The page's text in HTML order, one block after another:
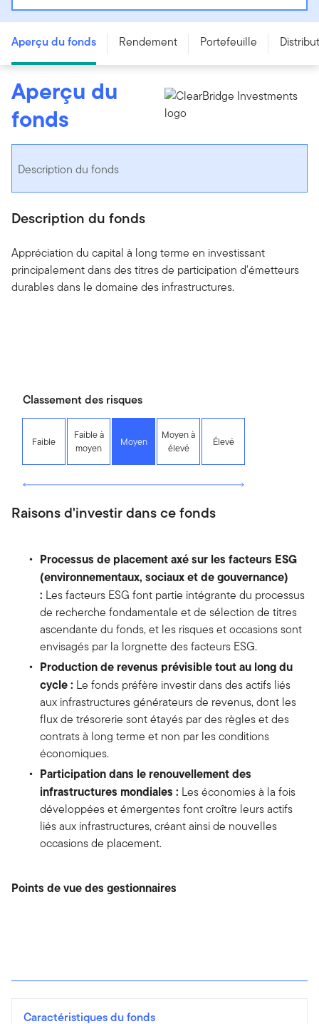
ClearBridge - Series F
Aperçu du fonds Rendement Portefeuille
Aperçu du
fonds
Description du fonds
Description du fonds
Appréciation du capital à long terme en investissant
principalement dans des titres de participation d'émetteurs
durables dans le domaine des infrastructures.
Classement des risques
Faible
Faible à
moyen
Moyen
Moyen à
élevé
Élevé
Raisons d'investir dans ce fonds
Processus de placement axé sur les facteurs ESG
(environnementaux, sociaux et de gouvernance)
: Les facteurs ESG font partie intégrante du processus
de recherche fondamentale et de sélection de titres
ascendante du fonds, et les risques et occasions sont
envisagés par la lorgnette des facteurs ESG.
Production de revenus prévisible tout au long du
cycle : Le fonds préfère investir dans des actifs liés
aux infrastructures générateurs de revenus, dont les
flux de trésorerie sont étayés par des règles et des
contrats à long terme et non par les conditions
économiques.
Participation dans le renouvellement des
infrastructures mondiales : Les économies à la fois
développées et émergentes font croître leurs actifs
liés aux infrastructures, créant ainsi de nouvelles
occasions de placement.
Points de vue des gestionnaires
Caractéristiques du fonds